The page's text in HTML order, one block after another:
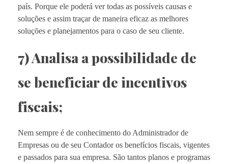
país. Porque ele poderá ver todas as possíveis causas e
soluções e assim traçar de maneira eficaz as melhores
soluções e planejamentos para o caso de seu cliente.
7) Analisa a possibilidade de
se beneficiar de incentivos
fiscais;
Nem sempre é de conhecimento do Administrador de
Empresas ou de seu Contador os benefícios fiscais, vigentes
e passados para sua empresa. São tantos planos e programas